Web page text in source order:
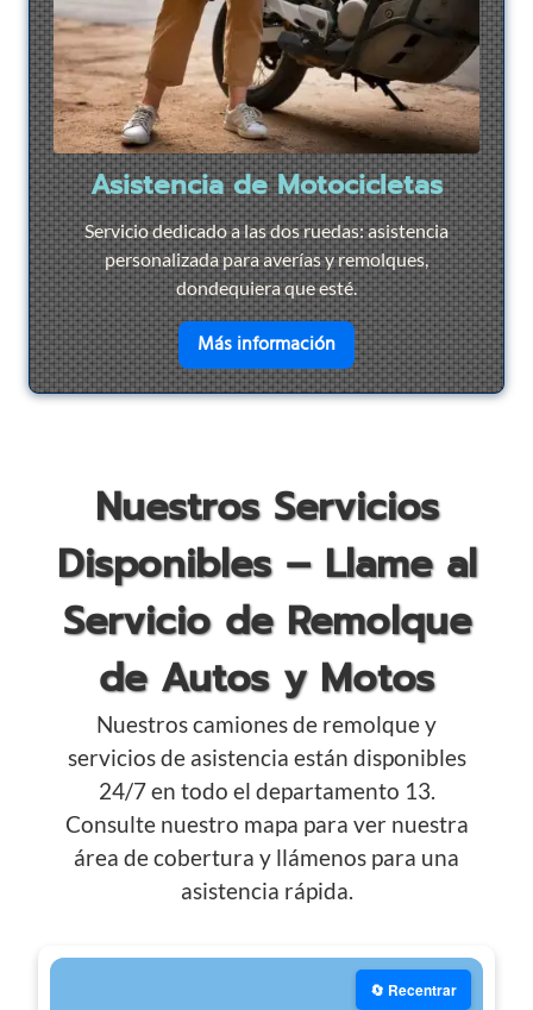
Asistencia de Motocicletas
Servicio dedicado a las dos ruedas: asistencia
personalizada para averías y remolques,
dondequiera que esté.
Más informaciónen savoir plus sur
Nuestros Servicios
Disponibles – Llame al
Servicio de Remolque
de Autos y Motos
Nuestros camiones de remolque y
servicios de asistencia están disponibles
24/7 en todo el departamento 13.
Consulte nuestro mapa para ver nuestra
área de cobertura y llámenos para una
asistencia rápida.
🔄 Recentrar